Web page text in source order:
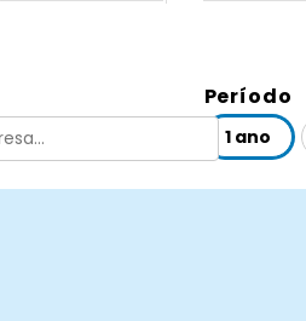
Período
1 ano